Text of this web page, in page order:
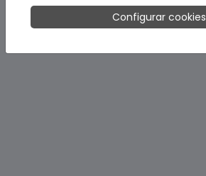
Configurar cookies